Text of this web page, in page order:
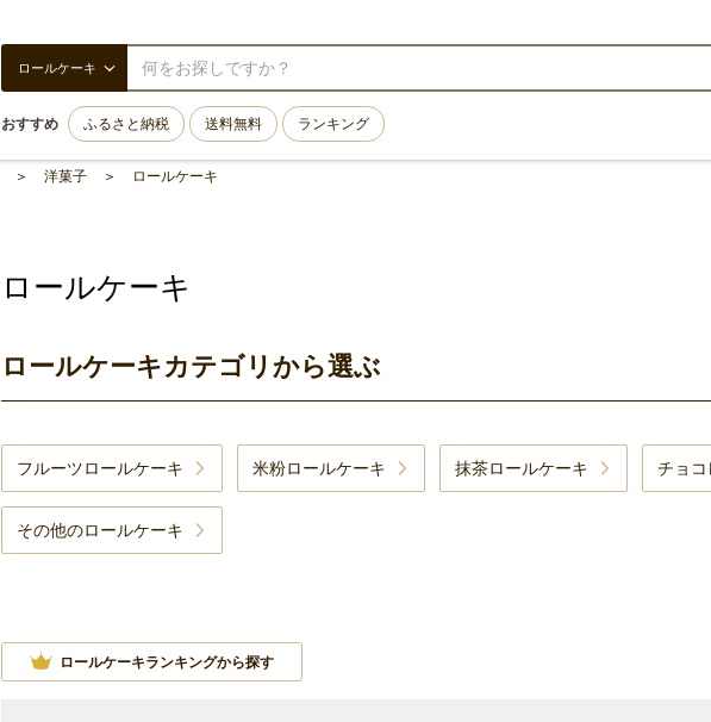
ロールケーキ
おすすめ ふるさと納税 送料無料 ランキング
洋菓子 ロールケーキ
ロールケーキ
ロールケーキカテゴリから選ぶ
フルーツロールケーキ 米粉ロールケーキ 抹茶ロールケーキ チョコ
その他のロールケーキ
ロールケーキランキングから探す